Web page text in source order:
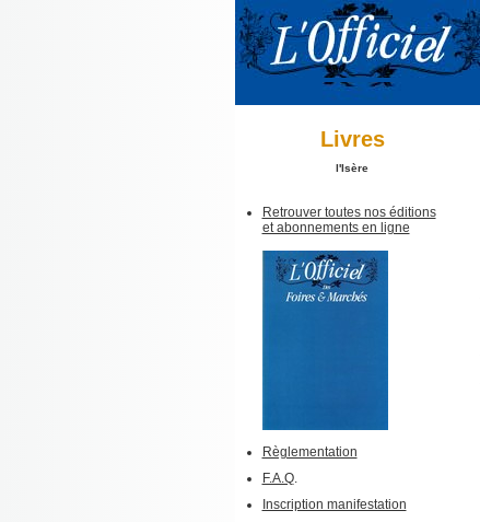
Livres
l'Isère
Retrouver toutes nos éditions
et abonnements en ligne
Règlementation
F.A.Q.
Inscription manifestation